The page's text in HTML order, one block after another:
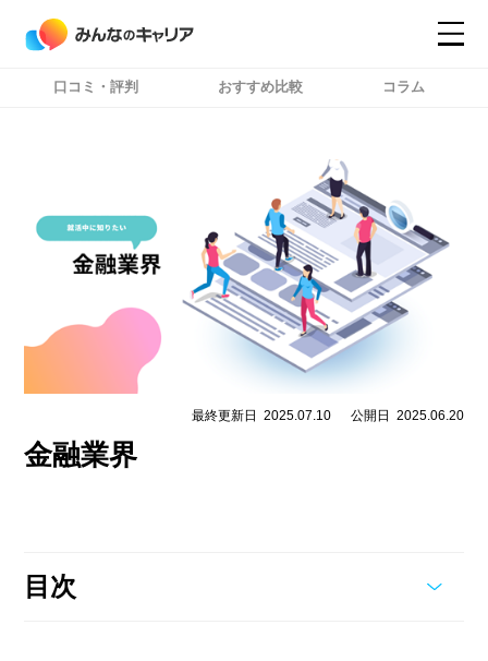
口コミ・評判 おすすめ比較 コラム
最終更新日 2025.07.10 公開日 2025.06.20
金融業界
目次